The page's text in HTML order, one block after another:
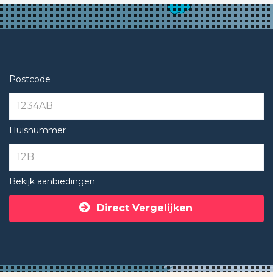
Postcode
Huisnummer
Bekijk aanbiedingen
Direct Vergelijken